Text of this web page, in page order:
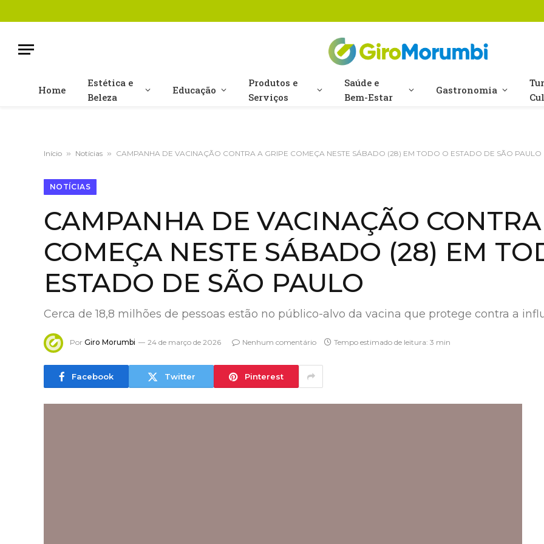
Home
Estética e
Beleza
Educação
Produtos e
Serviços
Saúde e
Bem-Estar
Gastronomia
Início » Notícias » CAMPANHA DE VACINAÇÃO CONTRA A GRIPE COMEÇA NESTE SÁBADO (28) EM TODO O ESTADO DE SÃO PAULO
NOTÍCIAS
CAMPANHA DE VACINAÇÃO
COMEÇA NESTE SÁBADO (28) EM
ESTADO DE SÃO PAULO
Cerca de 18,8 milhões de pessoas estão no público-alvo da vacina que protege contra a
Por Giro Morumbi 24 de março de 2026 Nenhum comentário Tempo estimado de leitura: 3 min
Facebook Twitter Pinterest